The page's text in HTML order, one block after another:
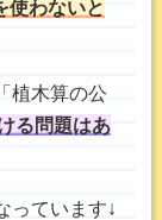
使わないと
植木算の公
る問題はあ
っています↓